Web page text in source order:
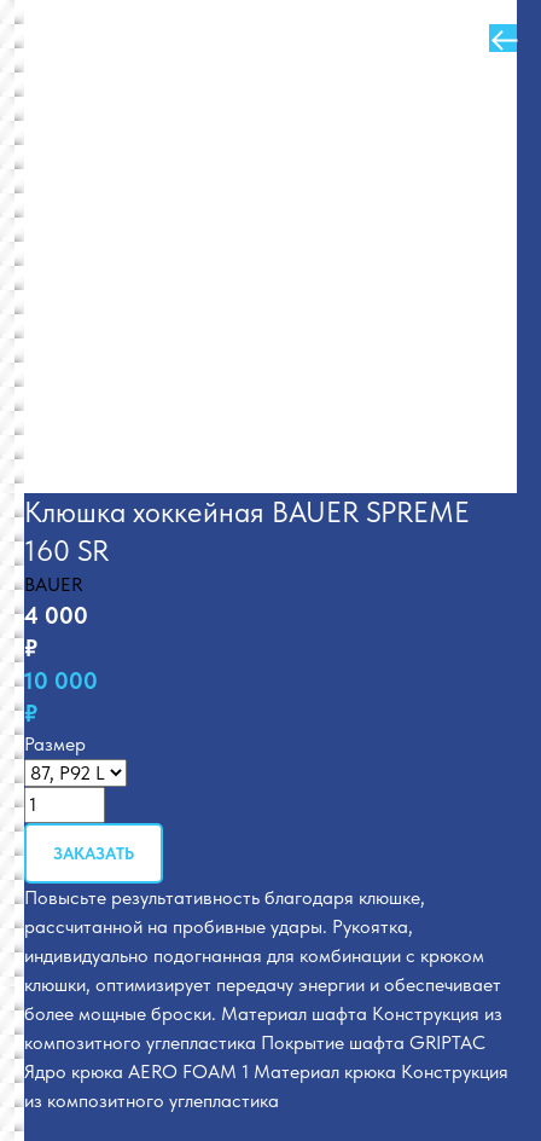
Назад в Каталог
Клюшка хоккейная BAUER SPREME
160 SR
BAUER
4 000
₽
10 000
₽
Размер
ЗАКАЗАТЬ
Повысьте результативность благодаря клюшке,
рассчитанной на пробивные удары. Рукоятка,
индивидуально подогнанная для комбинации с крюком
клюшки, оптимизирует передачу энергии и обеспечивает
более мощные броски. Материал шафта Конструкция из
композитного углепластика Покрытие шафта GRIPTAC
Ядро крюка AERO FOAM 1 Материал крюка Конструкция
из композитного углепластика